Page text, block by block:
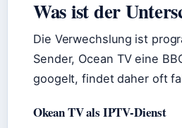
Was ist der
Die Verwechslung ist
Sender, Ocean TV eine
googelt, findet daher oft
Okean TV als IPTV-Dienst